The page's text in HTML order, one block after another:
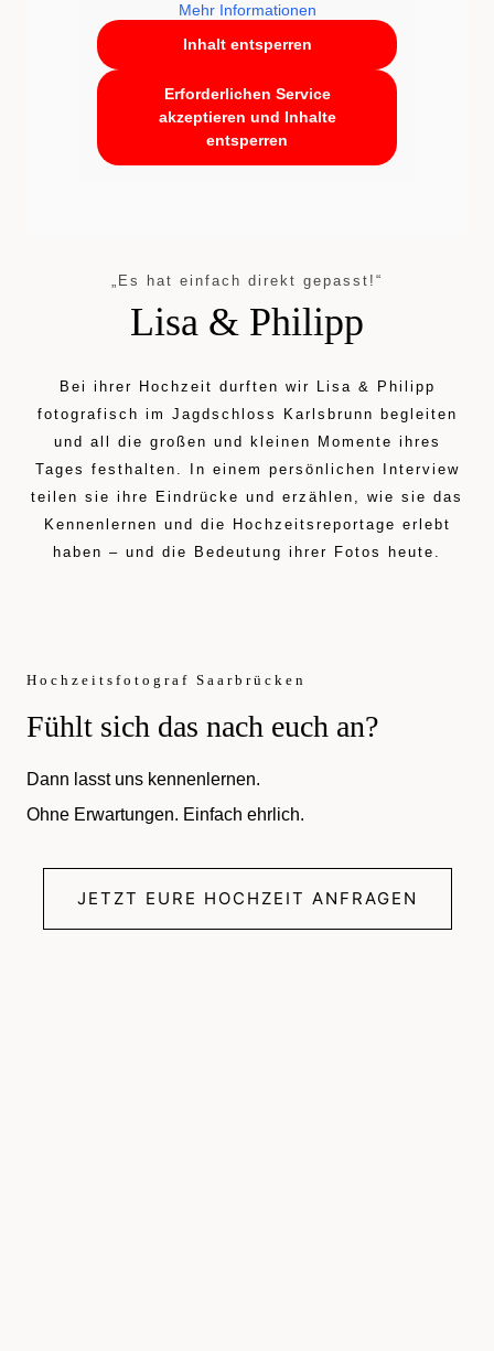
Mehr Informationen
Inhalt entsperren
Erforderlichen Service
akzeptieren und Inhalte
entsperren
„Es hat einfach direkt gepasst!“
Lisa & Philipp
Bei ihrer Hochzeit durften wir Lisa & Philipp
fotografisch im Jagdschloss Karlsbrunn begleiten
und all die großen und kleinen Momente ihres
Tages festhalten. In einem persönlichen Interview
teilen sie ihre Eindrücke und erzählen, wie sie das
Kennenlernen und die Hochzeitsreportage erlebt
haben – und die Bedeutung ihrer Fotos heute.
Hochzeitsfotograf Saarbrücken
Fühlt sich das nach euch an?
Dann lasst uns kennenlernen.
Ohne Erwartungen. Einfach ehrlich.
JETZT EURE HOCHZEIT ANFRAGEN